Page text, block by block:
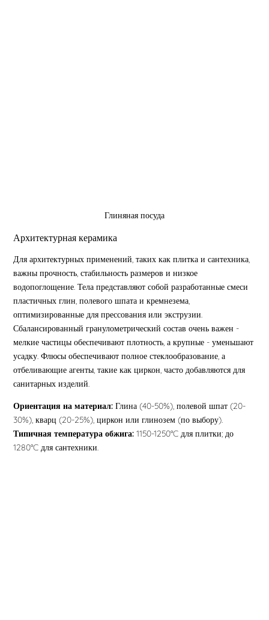
Глиняная посуда
Архитектурная керамика
Для архитектурных применений, таких как плитка и сантехника,
важны прочность, стабильность размеров и низкое
водопоглощение. Тела представляют собой разработанные смеси
пластичных глин, полевого шпата и кремнезема,
оптимизированные для прессования или экструзии.
Сбалансированный гранулометрический состав очень важен -
мелкие частицы обеспечивают плотность, а крупные - уменьшают
усадку. Флюсы обеспечивают полное стеклообразование, а
отбеливающие агенты, такие как циркон, часто добавляются для
санитарных изделий.
Ориентация на материал: Глина (40-50%), полевой шпат (20-
30%), кварц (20-25%), циркон или глинозем (по выбору).
Типичная температура обжига: 1150-1250°C для плитки; до
1280°C для сантехники.